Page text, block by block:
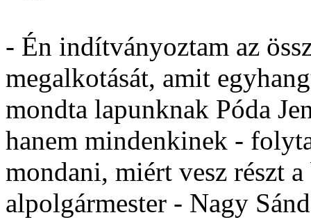
- Én indítványoztam az
megalkotását, amit
mondta lapunknak Póda
hanem mindenkinek -
mondani, miért vesz részt
alpolgármester - Nagy